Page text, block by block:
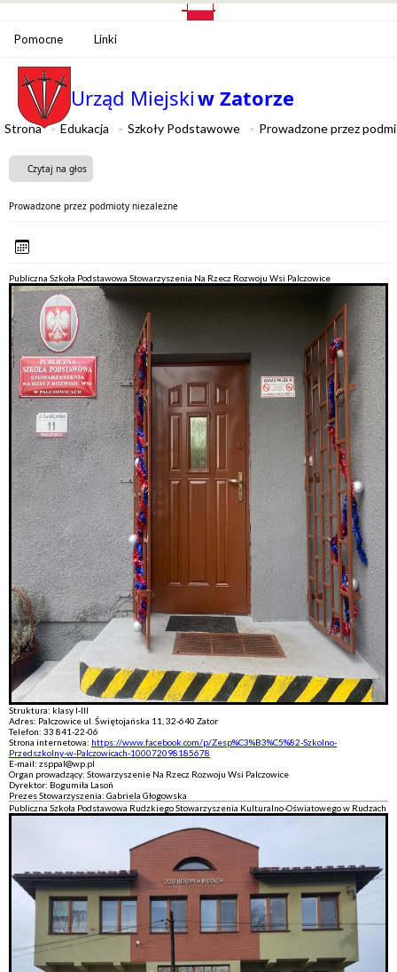
Pomocne Linki
Urząd Miejskiw Zatorze
Strona Edukacja Szkoły Podstawowe Prowadzone przez
Czytaj na głos
Prowadzone przez podmioty niezależne
Publiczna Szkoła Podstawowa Stowarzyszenia Na Rzecz Rozwoju Wsi Palczowice
Struktura: klasy I-III
Adres: Palczowice ul. Świętojańska 11, 32-640 Zator
Telefon: 33 841-22-06
Strona internetowa: https://www.facebook.com/p/Zesp%C3%B3%C5%82-Szkolno-
Przedszkolny-w-Palczowicach-100072098185678
E-mail: zsppal@wp.pl
Organ prowadzący: Stowarzyszenie Na Rzecz Rozwoju Wsi Palczowice
Dyrektor: Bogumiła Lasoń
Prezes Stowarzyszenia: Gabriela Głogowska
Publiczna Szkoła Podstawowa Rudzkiego Stowarzyszenia Kulturalno-Oświatowego w Rudzach